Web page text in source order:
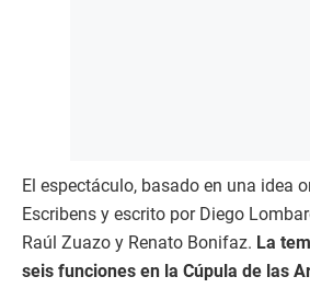
El espectáculo, basado en una idea
Escribens y escrito por Diego
Raúl Zuazo y Renato Bonifaz. La
seis funciones en la Cúpula de las